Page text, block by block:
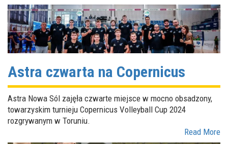
Astra czwarta na Copernicus
Astra Nowa Sól zajęła czwarte miejsce w mocno obsadzony,
towarzyskim turnieju Copernicus Volleyball Cup 2024
rozgrywanym w Toruniu.
Read More